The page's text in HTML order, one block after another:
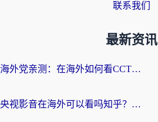
联系我们
最新资讯
海外党亲测：在海外如何看CCTV？告别“仅限大陆播放”的实用指南
央视影音在海外可以看吗知乎？留学生亲测：3步解决地域限制+追剧自由